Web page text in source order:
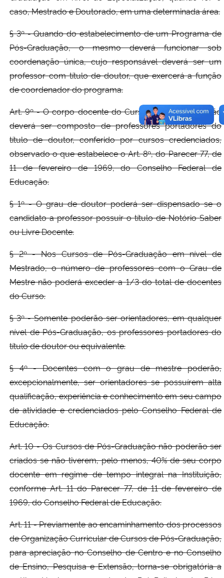
caso, Mestrado e Doutorado, em uma determinada área.
§ 3º - Quando do estabelecimento de um Programa de
Pós-Graduação, o mesmo deverá funcionar sob
coordenação única, cujo responsável deverá ser um
professor com título de doutor, que exercerá a função
de coordenador do programa.
Art. 9º - O corpo docente do Curso de Pós-Graduação
deverá ser composto de professores portadores do
título de doutor, conferido por cursos credenciados,
observado o que estabelece o Art. 8º, do Parecer 77, de
11 de fevereiro de 1969, do Conselho Federal de
Educação.
§ 1º - O grau de doutor poderá ser dispensado se o
candidato a professor possuir o título de Notório Saber
ou Livre Docente.
§ 2º - Nos Cursos de Pós-Graduação em nível de
Mestrado, o número de professores com o Grau de
Mestre não poderá exceder a 1/3 do total de docentes
do Curso.
§ 3º - Somente poderão ser orientadores, em qualquer
nível de Pós-Graduação, os professores portadores do
título de doutor ou equivalente.
§ 4º - Docentes com o grau de mestre poderão,
excepcionalmente, ser orientadores se possuírem alta
qualificação, experiência e conhecimento em seu campo
de atividade e credenciados pelo Conselho Federal de
Educação.
Art. 10 - Os Cursos de Pós-Graduação não poderão ser
criados se não tiverem, pelo menos, 40% de seu corpo
docente em regime de tempo integral na Instituição,
conforme Art. 11 do Parecer 77, de 11 de fevereiro de
1969, do Conselho Federal de Educação.
Art. 11 - Previamente ao encaminhamento dos processos
de Organização Curricular de Cursos de Pós-Graduação,
para apreciação no Conselho de Centro e no Conselho
de Ensino, Pesquisa e Extensão, torna-se obrigatória a